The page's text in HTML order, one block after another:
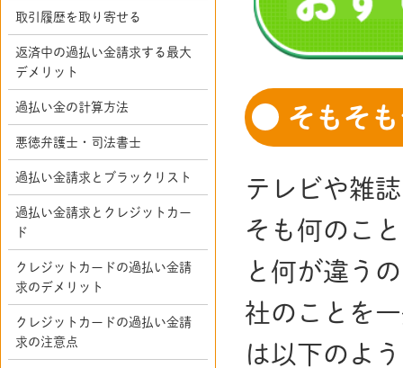
そもそ
テレビや雑
そも何のこ
と何が違う
社のことを
は以下のよ
取引履歴を取り寄せる
返済中の過払い金請求する最大
デメリット
過払い金の計算方法
悪徳弁護士・司法書士
過払い金請求とブラックリスト
過払い金請求とクレジットカー
ド
クレジットカードの過払い金請
求のデメリット
クレジットカードの過払い金請
求の注意点